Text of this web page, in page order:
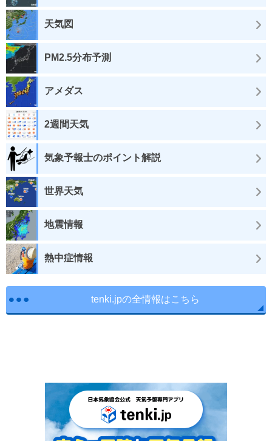
天気図
PM2.5分布予測
アメダス
2週間天気
気象予報士のポイント解説
世界天気
地震情報
熱中症情報
tenki.jpの全情報はこちら